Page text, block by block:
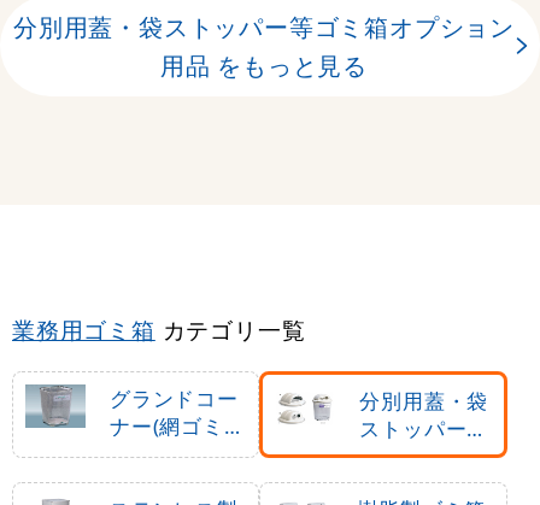
分別用蓋・袋ストッパー等ゴミ箱オプション
用品 をもっと見る
業務用ゴミ箱 カテゴリ一覧
グランドコー
ナー(網ゴミ箱
)
分別用蓋・袋
ストッパー等
ゴミ箱オプシ
ョン用品